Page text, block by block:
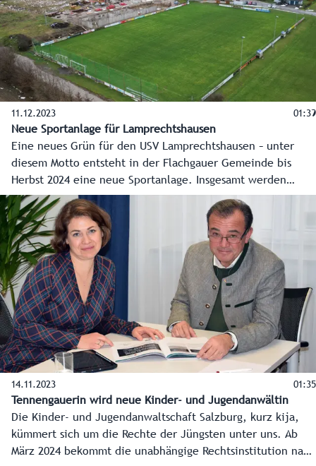
11.12.2023 01:39
Neue Sportanlage für Lamprechtshausen
Eine neues Grün für den USV Lamprechtshausen – unter
diesem Motto entsteht in der Flachgauer Gemeinde bis
Herbst 2024 eine neue Sportanlage. Insgesamt werden
dafür 6,5 Millionen Euro investiert, das Land unterstützt
mit rund 400.000 Euro aus Mitteln der
Sportstättenförderung.
14.11.2023 01:35
Tennengauerin wird neue Kinder- und Jugendanwältin
Die Kinder- und Jugendanwaltschaft Salzburg, kurz kija,
kümmert sich um die Rechte der Jüngsten unter uns. Ab
März 2024 bekommt die unabhängige Rechtsinstitution nach